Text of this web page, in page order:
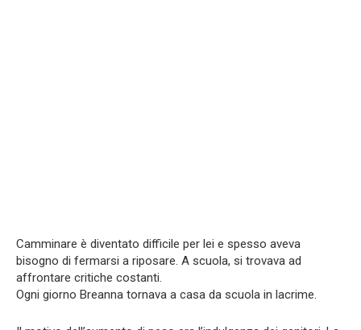
Camminare è diventato difficile per lei e spesso aveva
bisogno di fermarsi a riposare. A scuola, si trovava ad
affrontare critiche costanti.
Ogni giorno Breanna tornava a casa da scuola in lacrime.